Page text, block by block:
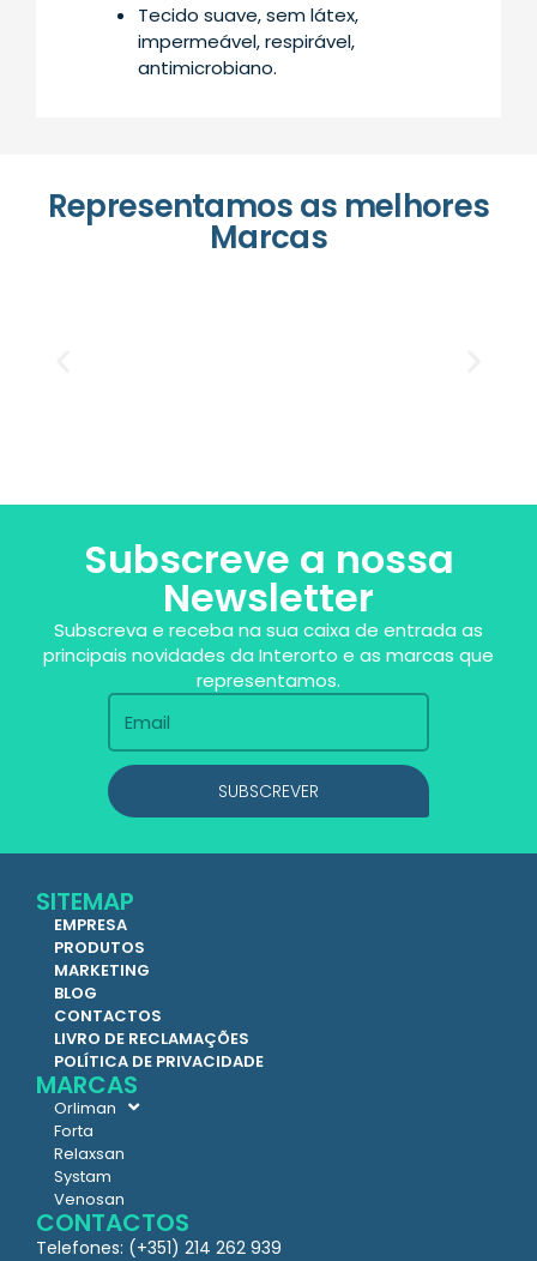
Tecido suave, sem látex,
impermeável, respirável,
antimicrobiano.
Representamos as melhores
Marcas
Subscreve a nossa
Newsletter
Subscreva e receba na sua caixa de entrada as
principais novidades da Interorto e as marcas que
representamos.
SUBSCREVER
SITEMAP
EMPRESA
PRODUTOS
MARKETING
BLOG
CONTACTOS
LIVRO DE RECLAMAÇÕES
POLÍTICA DE PRIVACIDADE
MARCAS
Orliman
Forta
Relaxsan
Systam
Venosan
CONTACTOS
Telefones: (+351) 214 262 939